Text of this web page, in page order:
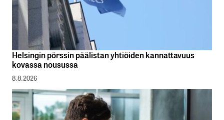
Helsingin pörssin päälistan yhtiöiden kannattavuus
kovassa nousussa
8.8.2026